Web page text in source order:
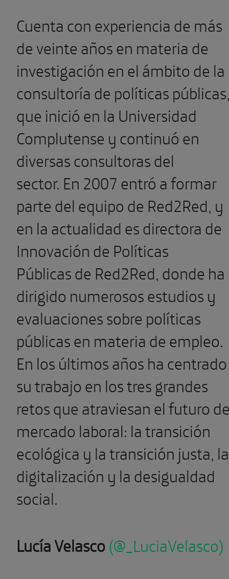
Cuenta con experiencia de más
de veinte años en materia de
investigación en el ámbito de la
consultoría de políticas
que inició en la Universidad
Complutense y continuó en
diversas consultoras del
sector. En 2007 entró a formar
parte del equipo de Red2Red, y
en la actualidad es directora de
Innovación de Políticas
Públicas de Red2Red, donde ha
dirigido numerosos estudios y
evaluaciones sobre políticas
públicas en materia de empleo.
En los últimos años ha centrado
su trabajo en los tres grandes
retos que atraviesan el futuro
mercado laboral: la transición
ecológica y la transición justa, la
digitalización y la desigualdad
social.
Lucía Velasco(@_LuciaVelasco)